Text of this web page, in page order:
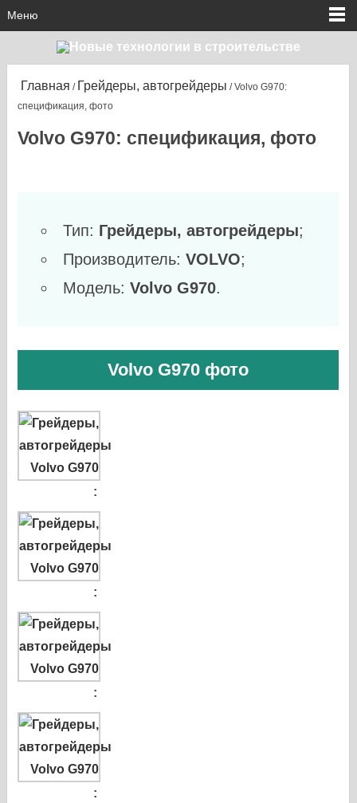
Меню
Главная / Грейдеры, автогрейдеры / Volvo G970:
спецификация, фото
Volvo G970: спецификация, фото
Тип: Грейдеры, автогрейдеры;
Производитель:VOLVO;
Модель:Volvo G970.
Volvo G970 фото